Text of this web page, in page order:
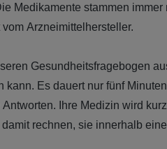
Medikamente stammen immer
Arzneimittelhersteller.
Gesundheitsfragebogen
kann. Es dauert nur fünf
Ihre Medizin wird
rechnen, sie innerhalb